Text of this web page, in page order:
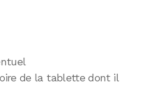
de la tablette dont il